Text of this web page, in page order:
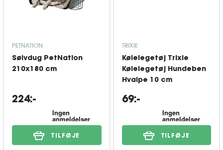
PETNATION
Sølvdug PetNation
210x180 cm
224:-
TILFØJE
TRIXIE
Kølelegetøj Trixie
Kølelegetøj Hundeben
Hvalpe 10 cm
69:-
TILFØJE